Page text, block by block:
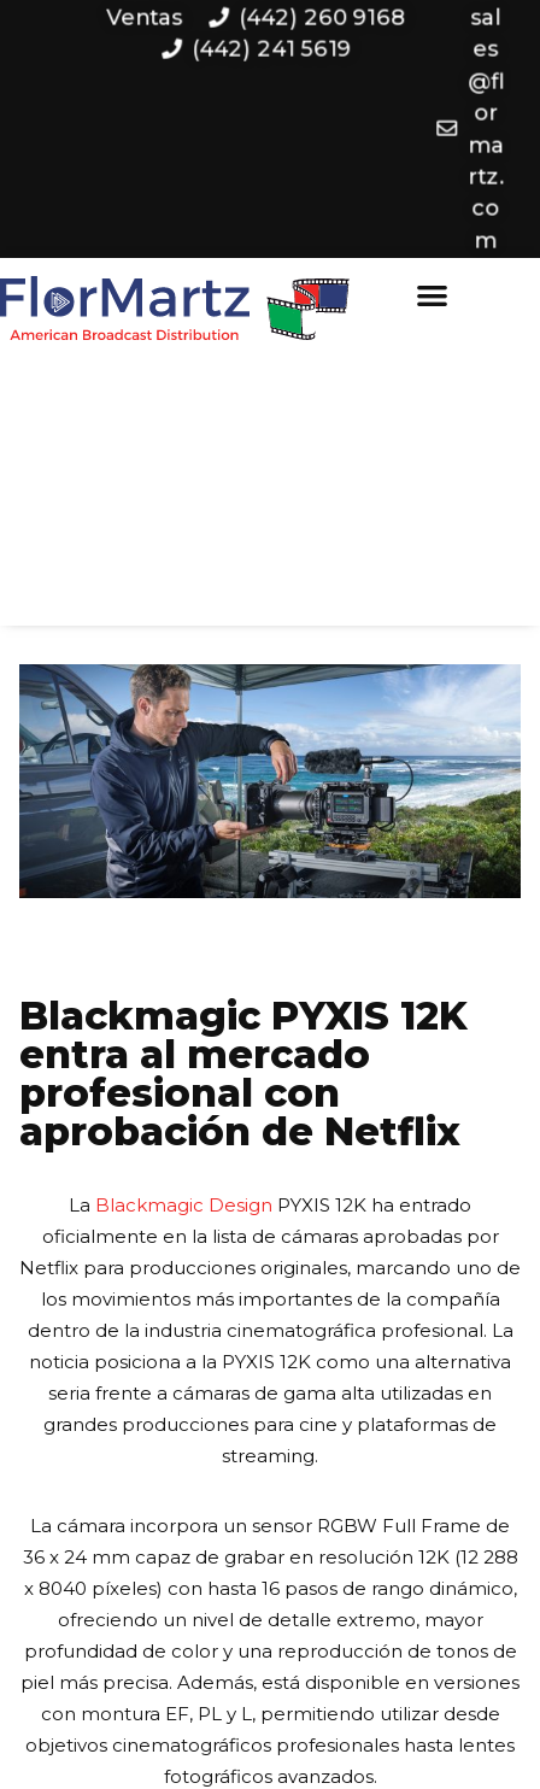
Ventas
(442) 260 9168
(442) 241 5619
sal
es
@fl
or
ma
rtz.
co
m
Blackmagic PYXIS 12K
entra al mercado
profesional con
aprobación de Netflix
La Blackmagic Design PYXIS 12K ha entrado
oficialmente en la lista de cámaras aprobadas por
Netflix para producciones originales, marcando uno de
los movimientos más importantes de la compañía
dentro de la industria cinematográfica profesional. La
noticia posiciona a la PYXIS 12K como una alternativa
seria frente a cámaras de gama alta utilizadas en
grandes producciones para cine y plataformas de
streaming.
La cámara incorpora un sensor RGBW Full Frame de
36 x 24 mm capaz de grabar en resolución 12K (12 288
x 8040 píxeles) con hasta 16 pasos de rango dinámico,
ofreciendo un nivel de detalle extremo, mayor
profundidad de color y una reproducción de tonos de
piel más precisa. Además, está disponible en versiones
con montura EF, PL y L, permitiendo utilizar desde
objetivos cinematográficos profesionales hasta lentes
fotográficos avanzados.